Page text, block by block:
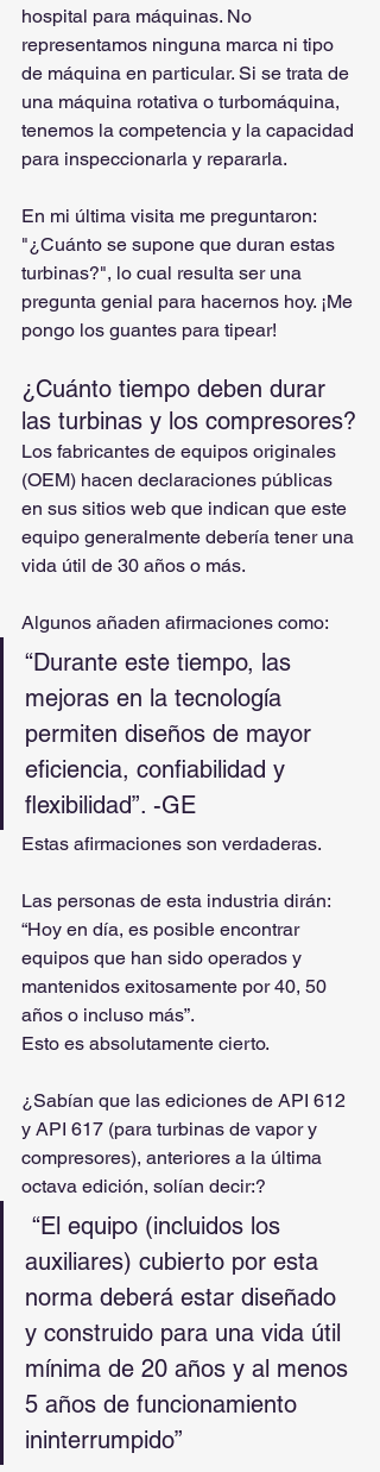
hospital para máquinas. No
representamos ninguna marca ni tipo
de máquina en particular. Si se trata de
una máquina rotativa o turbomáquina,
tenemos la competencia y la capacidad
para inspeccionarla y repararla.
En mi última visita me preguntaron:
"¿Cuánto se supone que duran estas
turbinas?", lo cual resulta ser una
pregunta genial para hacernos hoy. ¡Me
pongo los guantes para tipear!
¿Cuánto tiempo deben durar
las turbinas y los compresores?
Los fabricantes de equipos originales
(OEM) hacen declaraciones públicas
en sus sitios web que indican que este
equipo generalmente debería tener una
vida útil de 30 años o más.
Algunos añaden afirmaciones como:
“Durante este tiempo, las
mejoras en la tecnología
permiten diseños de mayor
eficiencia, confiabilidad y
flexibilidad”. -GE
Estas afirmaciones son verdaderas.
Las personas de esta industria dirán:
“Hoy en día, es posible encontrar
equipos que han sido operados y
mantenidos exitosamente por 40, 50
años o incluso más”.
Esto es absolutamente cierto.
¿Sabían que las ediciones de API 612
y API 617 (para turbinas de vapor y
compresores), anteriores a la última
octava edición, solían decir:?
auxiliares) cubierto por esta
norma deberá estar diseñado
y construido para una vida útil
mínima de 20 años y al menos
5 años de funcionamiento
ininterrumpido”